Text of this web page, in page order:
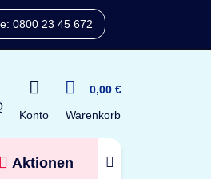
0800 23 45 672
Konto
0,00 €
Warenkorb
Aktionen